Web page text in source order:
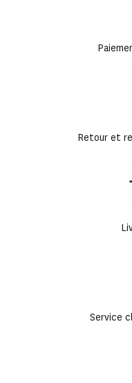
Retour et
Service